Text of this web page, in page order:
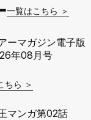
一覧はこちら ＞
ーマガジン電子版
年08月号
ちら ＞
マンガ第02話